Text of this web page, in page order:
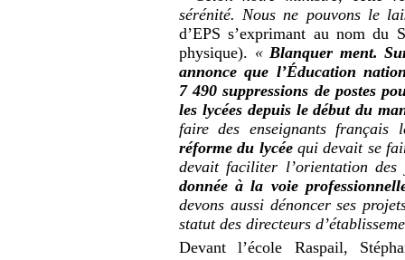
sérénité. Nous ne pouvons le
d’EPS s’exprimant au nom du
physique). «Blanquer ment.
annonce que l’Éducation
7 490 suppressions de postes
les lycées depuis le début du
faire des enseignants français
réforme du lycéequi devait se
devait faciliter l’orientation
donnée à la voie
devons aussi dénoncer ses
statut des directeurs
Devant l’école Raspail,